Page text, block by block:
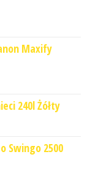
Maxify
240l Żółty
Swingo 2500